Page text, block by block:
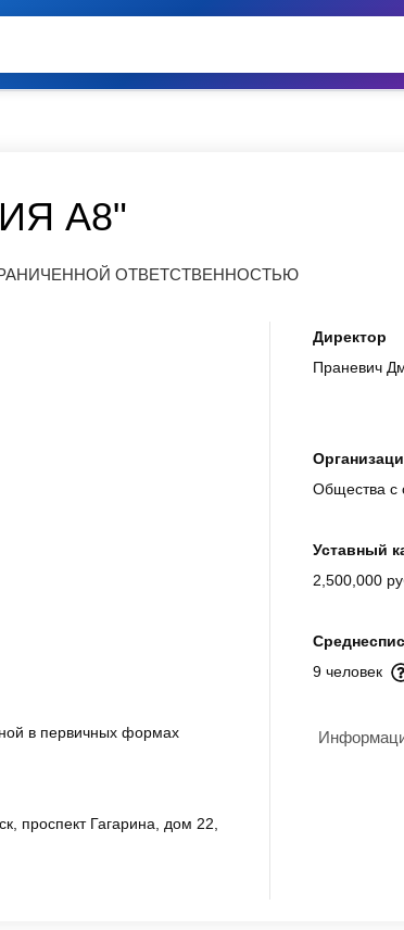
А8"
ОТВЕТСТВЕННОСТЬЮ
в первичных формах
проспект Гагарина, дом 22,
Директор
Праневич
Общества с
Уставный
2,500,000
9 человек